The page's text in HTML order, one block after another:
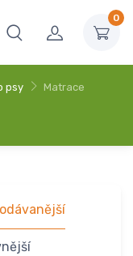
0
psy Matrace